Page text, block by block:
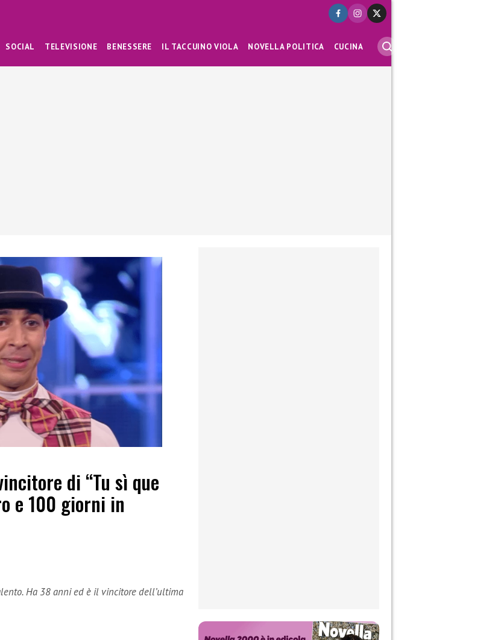
SOCIAL TELEVISIONE BENESSERE IL TACCUINO VIOLA NOVELLA POLITICA CUCINA
di “Tu sì que
e 100 giorni in
Ha 38 anni ed è il vincitore dell’ultima